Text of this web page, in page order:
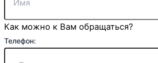
Имя
Как можно к Вам обращаться?
Телефон: